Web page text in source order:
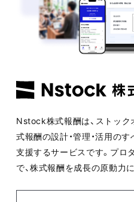
Nstock株式報酬は、ストッ
式報酬の設計・管理・活用の
支援するサービスです。プロ
で、株式報酬を成長の原動力